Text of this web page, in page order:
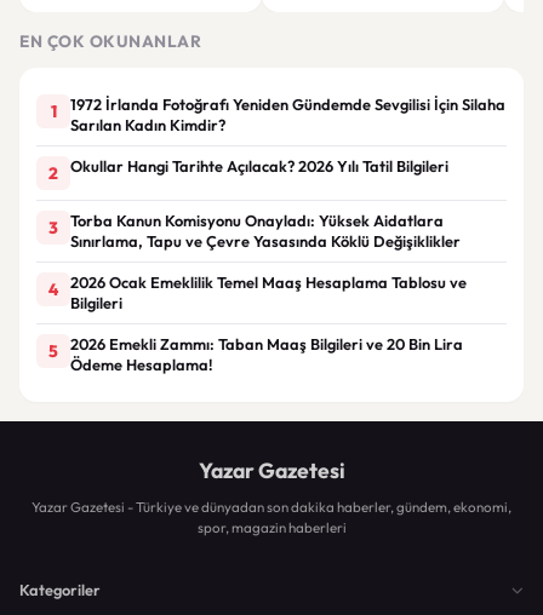
EN ÇOK OKUNANLAR
1
1972 İrlanda Fotoğrafı Yeniden Gündemde Sevgilisi İçin Silaha
Sarılan Kadın Kimdir?
2 Okullar Hangi Tarihte Açılacak? 2026 Yılı Tatil Bilgileri
3
Torba Kanun Komisyonu Onayladı: Yüksek Aidatlara
Sınırlama, Tapu ve Çevre Yasasında Köklü Değişiklikler
4
2026 Ocak Emeklilik Temel Maaş Hesaplama Tablosu ve
Bilgileri
5
2026 Emekli Zammı: Taban Maaş Bilgileri ve 20 Bin Lira
Ödeme Hesaplama!
Yazar Gazetesi
Yazar Gazetesi - Türkiye ve dünyadan son dakika haberler, gündem, ekonomi,
spor, magazin haberleri
Kategoriler